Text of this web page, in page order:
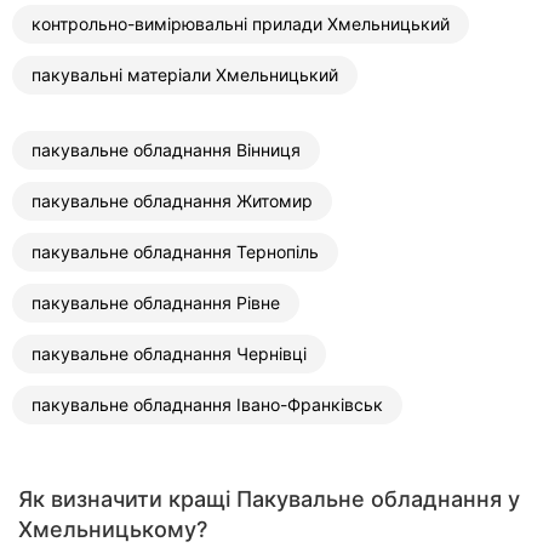
контрольно-вимірювальні прилади Хмельницький
пакувальні матеріали Хмельницький
пакувальне обладнання Вінниця
пакувальне обладнання Житомир
пакувальне обладнання Тернопіль
пакувальне обладнання Рівне
пакувальне обладнання Чернівці
пакувальне обладнання Івано-Франківськ
Як визначити кращі Пакувальне обладнання у
Хмельницькому?